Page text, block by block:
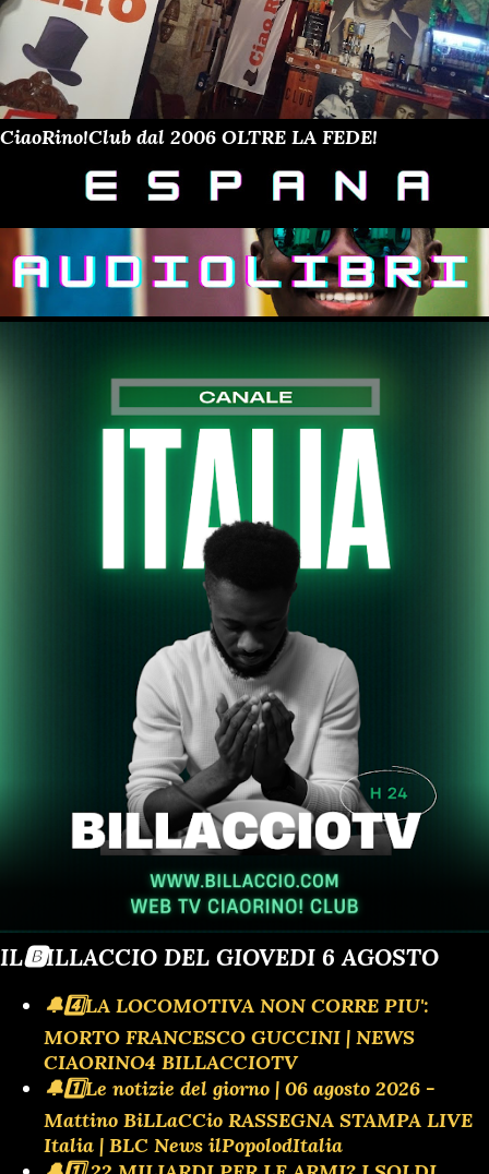
CiaoRino!Club dal 2006 OLTRE LA FEDE!
IL🅱️ILLACCIO DEL GIOVEDI 6 AGOSTO
🔔4️⃣LA LOCOMOTIVA NON CORRE PIU':
MORTO FRANCESCO GUCCINI | NEWS
CIAORINO4 BILLACCIOTV
🔔1️⃣Le notizie del giorno | 06 agosto 2026 -
Mattino BiLLaCCio RASSEGNA STAMPA LIVE
Italia | BLC News ilPopolodItalia